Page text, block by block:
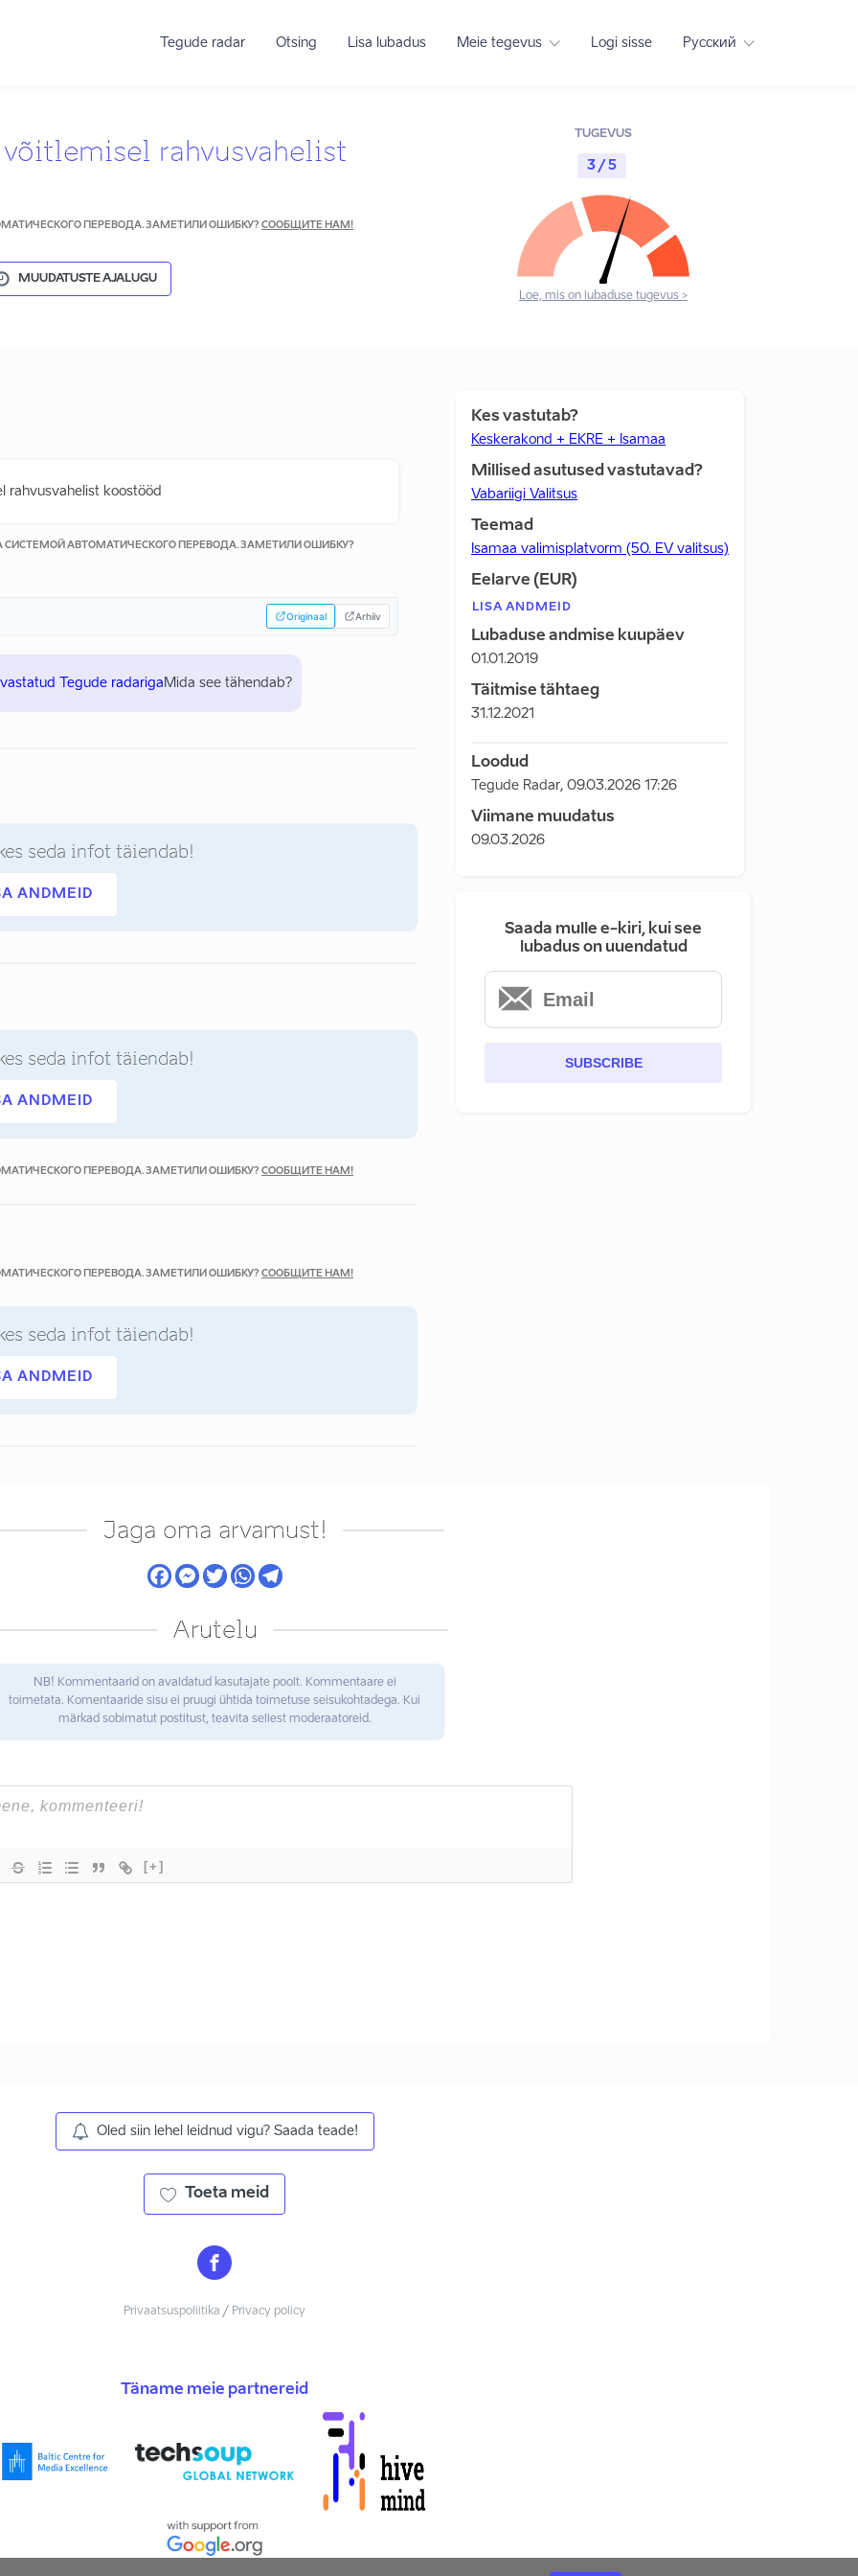
Tegude radar Otsing Lisa lubadus Meie tegevus Logi sisse Русский
rahvusvahelist
ПЕРЕВОДА. ЗАМЕТИЛИ ОШИБКУ? СООБЩИТЕ НАМ!
MUUDATUSTE AJALUGU
TUGEVUS
3 / 5
Loe, mis on lubaduse tugevus >
rahvusvahelist koostööd
СИСТЕМОЙ АВТОМАТИЧЕСКОГО ПЕРЕВОДА. ЗАМЕТИЛИ ОШИБКУ?
Originaal Arhiiv
Tegude radariga Mida see tähendab?
seda infot täiendab!
ANDMEID
seda infot täiendab!
ANDMEID
ПЕРЕВОДА. ЗАМЕТИЛИ ОШИБКУ? СООБЩИТЕ НАМ!
ПЕРЕВОДА. ЗАМЕТИЛИ ОШИБКУ? СООБЩИТЕ НАМ!
seda infot täiendab!
ANDMEID
Kes vastutab?
Keskerakond + EKRE + Isamaa
Millised asutused vastutavad?
Vabariigi Valitsus
Teemad
Isamaa valimisplatvorm (50. EV valitsus)
Eelarve (EUR)
LISA ANDMEID
Lubaduse andmise kuupäev
01.01.2019
Täitmise tähtaeg
31.12.2021
Loodud
Tegude Radar, 09.03.2026 17:26
Viimane muudatus
09.03.2026
Saada mulle e-kiri, kui see
lubadus on uuendatud
SUBSCRIBE
Jaga oma arvamust!
Arutelu
NB! Kommentaarid on avaldatud kasutajate poolt. Kommentaare ei
toimetata. Komentaaride sisu ei pruugi ühtida toimetuse seisukohtadega. Kui
märkad sobimatut postitust, teavita sellest moderaatoreid.
[+]
Oled siin lehel leidnud vigu? Saada teade!
Toeta meid
Privaatsuspoliitika / Privacy policy
Täname meie partnereid